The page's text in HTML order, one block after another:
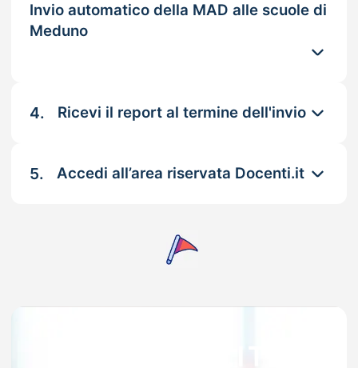
Invio automatico della MAD alle scuole di
Meduno
4. Ricevi il report al termine dell'invio
5. Accedi all’area riservata Docenti.it